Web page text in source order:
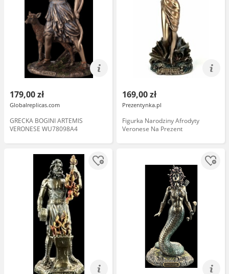
179,00 zł
Globalreplicas.com
GRECKA BOGINI ARTEMIS
VERONESE WU78098A4
169,00 zł
Prezentynka.pl
Figurka Narodziny Afrodyty
Veronese Na Prezent